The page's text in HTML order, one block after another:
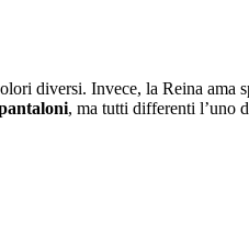
diversi. Invece, la Reina ama
, ma tutti differenti l’uno